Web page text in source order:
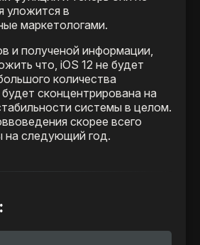
уложится в
маркетологами.
и полученой информации,
что, iOS 12 не будет
количества
сконцентрирована на
системы в целом.
скорее всего
на следующий год.